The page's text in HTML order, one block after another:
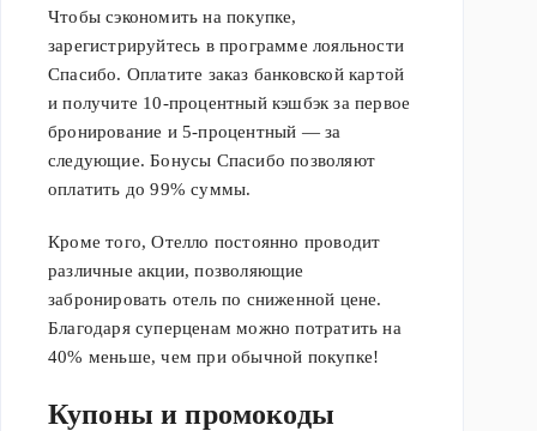
Чтобы сэкономить на покупке,
зарегистрируйтесь в программе лояльности
Спасибо. Оплатите заказ банковской картой
и получите 10-процентный кэшбэк за первое
бронирование и 5-процентный — за
следующие. Бонусы Спасибо позволяют
оплатить до 99% суммы.
Кроме того, Отелло постоянно проводит
различные акции, позволяющие
забронировать отель по сниженной цене.
Благодаря суперценам можно потратить на
40% меньше, чем при обычной покупке!
Купоны и промокоды